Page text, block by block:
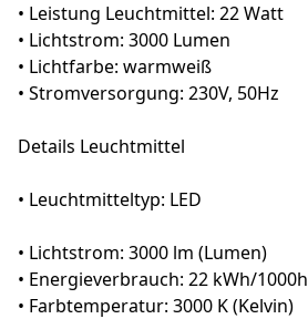
• Leistung Leuchtmittel: 22 Watt
• Lichtstrom: 3000 Lumen
• Lichtfarbe: warmweiß
• Stromversorgung: 230V, 50Hz
Details Leuchtmittel
• Leuchtmitteltyp: LED
• Lichtstrom: 3000 lm (Lumen)
• Energieverbrauch: 22 kWh/1000h
• Farbtemperatur: 3000 K (Kelvin)